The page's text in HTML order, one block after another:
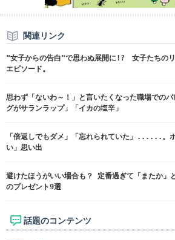
関連リンク
"女子からの告白"で思わぬ展開に!? 女子たちのリ
エピソード。
思わず「ないわ～！」と言いたくなった職場での
グがサランラップ」「イカの塩辛」
「倍返しでもダメ」「忘れられていた」......。
い」思い出
避けたほうがいい場合も？ 定番過ぎて「またか」
のプレゼント9選
話題のコンテンツ